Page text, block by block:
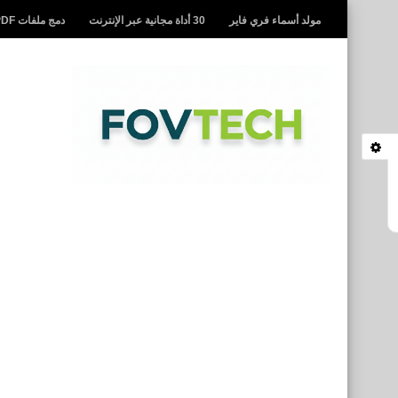
مولد أسماء فري فاير 30 أداة مجانية عبر الإنترنت دمج ملفات PDF